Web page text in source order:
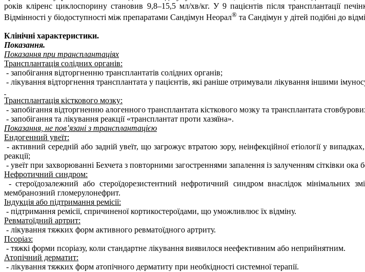
років кліренс циклоспорину становив 9,8–15,5 мл/хв/кг. У 9 пацієнтів після трансплантації
Відмінності у біодоступності між препаратами Сандімун Неорал® та Сандімун у дітей подібні до
Клінічні характеристики.
Показання.
Показання при трансплантаціях
Трансплантація солідних органів:
- запобігання відторгненню трансплантатів солідних органів;
- лікування відторгнення трансплантата у пацієнтів, які раніше отримували лікування іншими
Трансплантація кісткового мозку:
- запобігання відторгненню алогенного трансплантата кісткового мозку та трансплантата
- запобігання та лікування реакції «трансплантат проти хазяїна».
Показання, не пов’язані з трансплантацією
Ендогенний увеїт:
- активний середній або задній увеїт, що загрожує втратою зору, неінфекційної етіології у
реакції;
- увеїт при захворюванні Бехчета з повторними загостреннями запалення із залученням сітківки ока
Нефротичний синдром:
- стероїдозалежний або стероїдорезистентний нефротичний синдромвнаслідок мінімальних
мембранозний гломерулонефрит.
Індукція або підтримання ремісії:
- підтримання ремісії, спричиненої кортикостероїдами, що уможливлює їх відміну.
Ревматоїдний артрит:
- лікування тяжких форм активного ревматоїдного артриту.
Псоріаз:
- тяжкі форми псоріазу, коли стандартне лікування виявилося неефективним або неприйнятним.
Атопічний дерматит:
- лікування тяжких форм атопічного дерматиту при необхідності системної терапії.